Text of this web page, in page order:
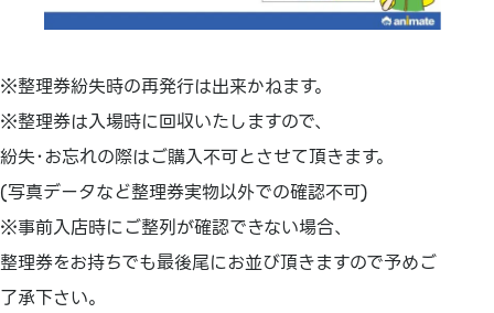
※整理券紛失時の再発行は出来かねます。
※整理券は入場時に回収いたしますので、
紛失･お忘れの際はご購入不可とさせて頂きます。
(写真データなど整理券実物以外での確認不可)
※事前入店時にご整列が確認できない場合、
整理券をお持ちでも最後尾にお並び頂きますので予めご
了承下さい。